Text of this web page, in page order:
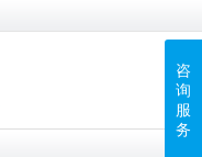
咨
询
服
务